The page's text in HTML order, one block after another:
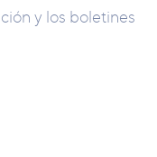
y los boletines